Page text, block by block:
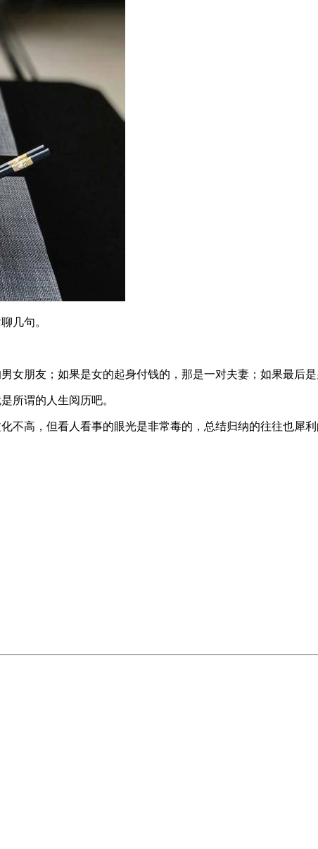
几句。
女朋友；如果是女的起身付钱的，那是一对夫妻；如果最后是
所谓的人生阅历吧。
不高，但看人看事的眼光是非常毒的，总结归纳的往往也犀